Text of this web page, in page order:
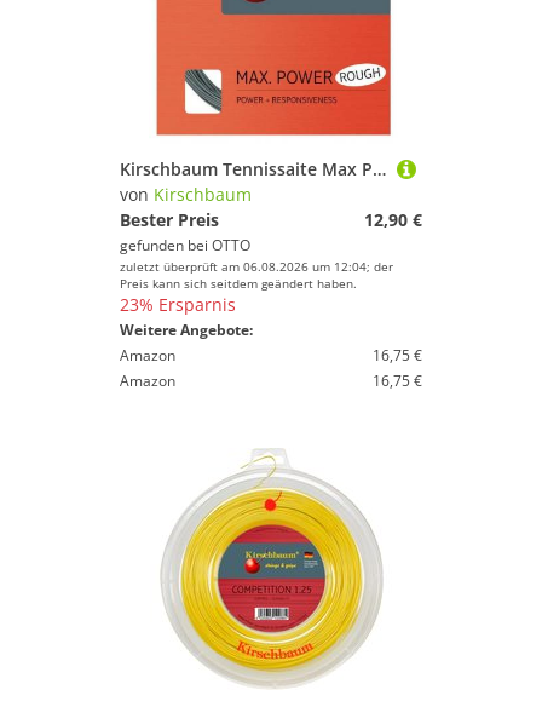
Kirschbaum Tennissaite Max Power Rough (Haltbarkeit+Spin) silber 12m Set, Saitendicke: 1.20
von Kirschbaum
Bester Preis
12,90 €
gefunden bei OTTO
zuletzt überprüft am 06.08.2026 um 12:04; der
Preis kann sich seitdem geändert haben.
23% Ersparnis
Weitere Angebote:
Amazon
16,75 €
Amazon
16,75 €